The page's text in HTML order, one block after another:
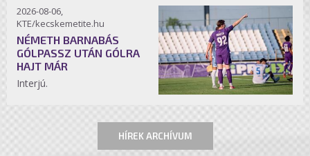
2026-08-06,
KTE/kecskemetite.hu
NÉMETH BARNABÁS
GÓLPASSZ UTÁN GÓLRA
HAJT MÁR
Interjú.
HÍREK ARCHÍVUM